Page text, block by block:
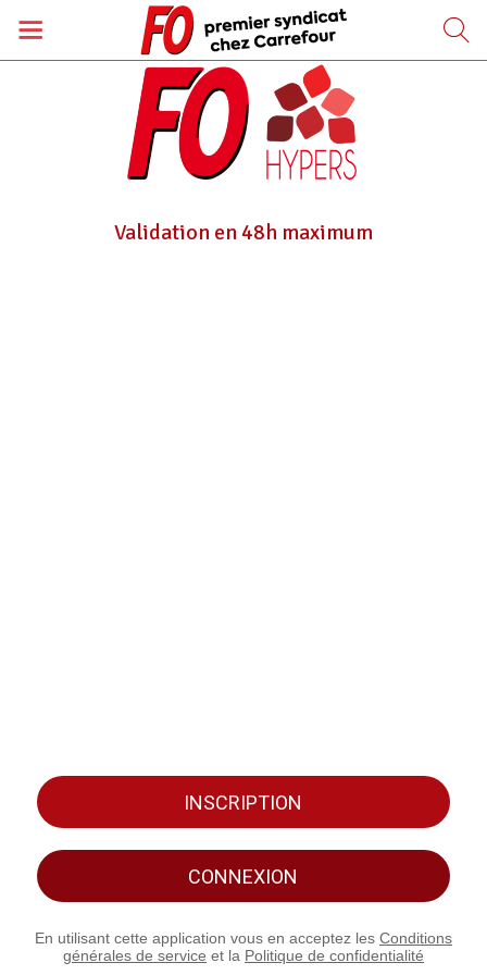
Validation en 48h maximum
INSCRIPTION
CONNEXION
En utilisant cette application vous en acceptez les Conditions
générales de service et la Politique de confidentialité